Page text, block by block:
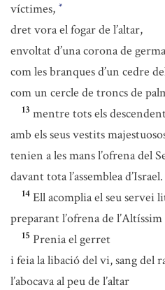
víctimes, *
dret vora el fogar de l’altar,
envoltat d’una corona de
com les branques d’un cedre
com un cercle de troncs de
13 mentre tots els
amb els seus vestits
tenien a les mans l’ofrena del
davant tota l’assemblea d’Israel.
14 Ell acomplia el seu servei
preparant l’ofrena de
15 Prenia el gerret
i feia la libació del vi, sang del
l’abocava al peu de l’altar